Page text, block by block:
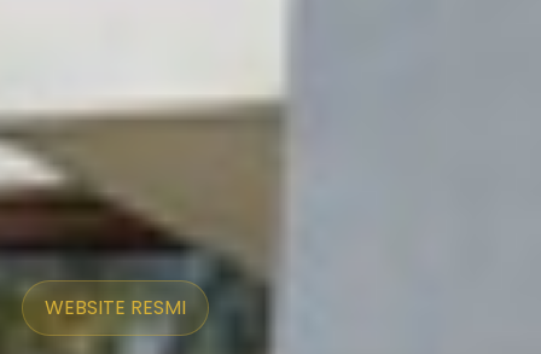
WEBSITE RESMI